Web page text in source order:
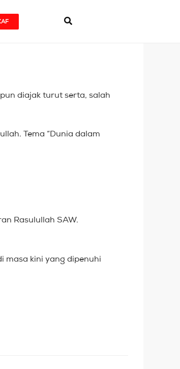
diajak turut serta, salah
Tema “Dunia dalam
Rasulullah SAW.
masa kini yang dipenuhi